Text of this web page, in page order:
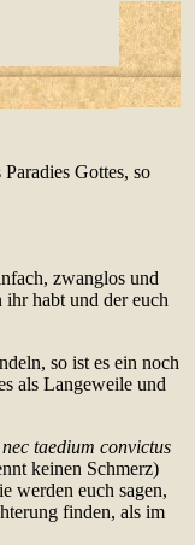
Gottes, so
zwanglos und
habt und der euch
so ist es ein noch
als Langeweile und
taedium convictus
keinen Schmerz)
werden euch sagen,
finden, als im